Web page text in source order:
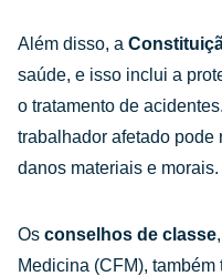
Além disso, a
saúde, e isso inclui a
o tratamento de
trabalhador afetado
danos materiais e morais.
Os conselhos de classe
Medicina (CFM),